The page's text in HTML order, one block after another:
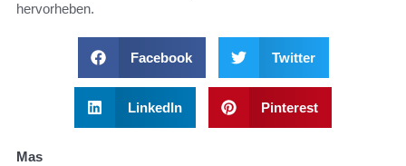
hervorheben.
Facebook Twitter
LinkedIn Pinterest
Mas